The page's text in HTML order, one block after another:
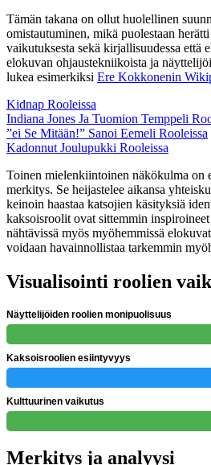
Tämän takana on ollut huolellinen
omistautuminen, mikä puolestaan
vaikutuksesta sekä kirjallisuudessa että
elokuvan ohjaustekniikoista ja
lukea esimerkiksi Ere Kokkonenin
Kidnap Rooleissa
Indiana Jones Ja Tuomion Temppeli
”ei Se Mitään!” Sanoi Eemeli Rooleissa
Kadonnut Joulupukki Rooleissa
Toinen mielenkiintoinen näkökulma on
merkitys. Se heijastelee aikansa
keinoin haastaa katsojien käsityksiä
kaksoisroolit ovat sittemmin
nähtävissä myös myöhemmissä
voidaan havainnollistaa tarkemmin
Visualisointi roolien
Näyttelijöiden roolien monipuolisuus
Kaksoisroolien esiintyvyys
Kulttuurinen vaikutus
Merkitys ja analyysi